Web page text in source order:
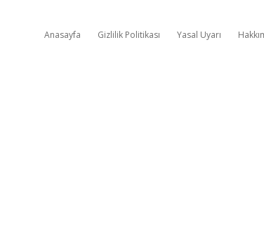
Anasayfa Gizlilik Politikası Yasal Uyarı